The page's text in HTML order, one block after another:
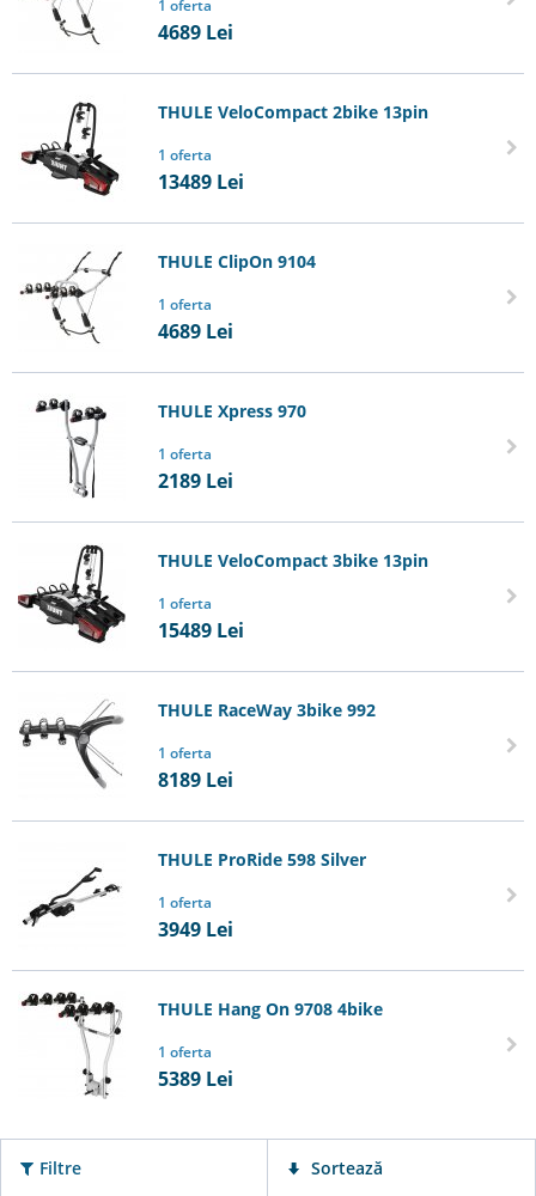
1 oferta
4689 Lei
THULE VeloCompact 2bike 13pin
1 oferta
13489 Lei
THULE ClipOn 9104
1 oferta
4689 Lei
THULE Xpress 970
1 oferta
2189 Lei
THULE VeloCompact 3bike 13pin
1 oferta
15489 Lei
THULE RaceWay 3bike 992
1 oferta
8189 Lei
THULE ProRide 598 Silver
1 oferta
3949 Lei
THULE Hang On 9708 4bike
1 oferta
5389 Lei
Filtre Sortează